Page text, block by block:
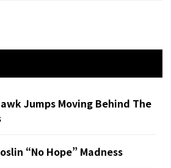
Jumps Moving Behind The
“No Hope” Madness